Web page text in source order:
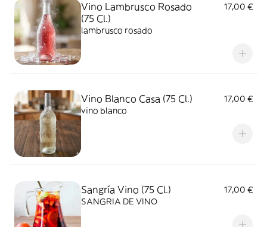
Vino Lambrusco Rosado
(75 Cl.)
17,00 €
lambrusco rosado
Vino Blanco Casa (75 Cl.)
17,00 €
vino blanco
Sangría Vino (75 Cl.)
17,00 €
SANGRIA DE VINO